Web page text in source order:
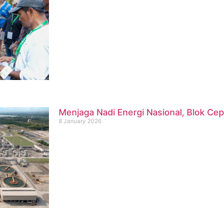
Menjaga Nadi Energi Nasional, Blok
8 January 2026